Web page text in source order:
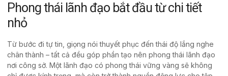
Phong thái lãnh đạo bắt đầu từ chi tiết
nhỏ
Từ bước đi tự tin, giọng nói thuyết phục đến thái độ lắng nghe
chân thành – tất cả đều góp phần tạo nên phong thái lãnh đạo
nơi công sở. Một lãnh đạo có phong thái vững vàng sẽ không